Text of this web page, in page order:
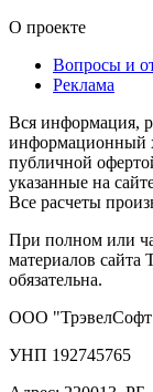
О проекте
Вопросы и
Реклама
Вся информация,
информационный
публичной
указанные на
Все расчеты
При полном или
материалов сайта
обязательна.
ООО "ТрэвелСофт
УНП 192745765